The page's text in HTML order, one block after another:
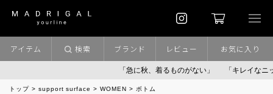
「急に秋、着るものがない」 「キレイなニット」
アイテム 検索 ブランド レビュー お気に入り
トップ support surface WOMEN
ボトム